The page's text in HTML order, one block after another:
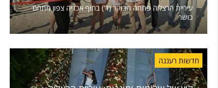
עיריית הרצליה פתחה הבוקר (ד') בחוף אכדיה צפון מתחם
כושר
חדשות רעננה